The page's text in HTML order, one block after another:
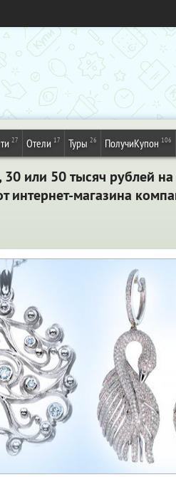
27 Отели 17 Туры 26 ПолучиКупон 106
или 50 тысяч рублей
интернет-магазина